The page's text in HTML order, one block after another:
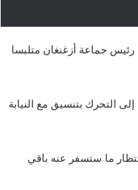
رئيس جماعة أزغنغان متلبسا
التحرك بتنسيق مع النيابة
ما ستسفر عنه باقي